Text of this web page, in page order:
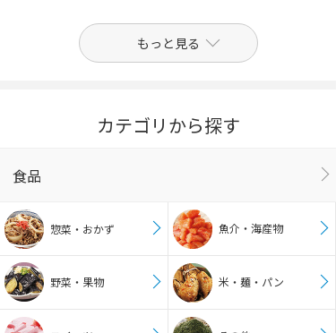
もっと見る
カテゴリから探す
食品
惣菜・おかず 魚介・海産物
野菜・果物 米・麺・パン